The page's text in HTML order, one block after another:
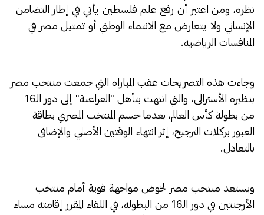
نظره، ومن اعتبر أن رفع علم فلسطين يأتي في إطار التضامن
الإنساني ولا يتعارض مع الانتماء الوطني أو تمثيل مصر في
المنافسات الرياضية.
وجاءت هذه التصريحات عقب المباراة التي جمعت منتخب مصر
بنظيره الأسترالي، والتي انتهت بتأهل "الفراعنة" إلى دور الـ16
من بطولة كأس العالم، بعدما حسم المنتخب المصري بطاقة
العبور بركلات الترجيح، إثر انتهاء الوقتين الأصلي والإضافي
بالتعادل.
ويستعد منتخب مصر لخوض مواجهة قوية أمام منتخب
الأرجنتين في دور الـ16 من البطولة، في اللقاء المقرر إقامته مساء